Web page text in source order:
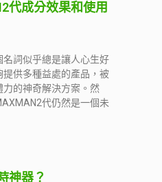
代成分效果和使用
詞似乎總是讓人心生好
供多種益處的產品，被
的神奇解決方案。然
代仍然是一個未
神器？